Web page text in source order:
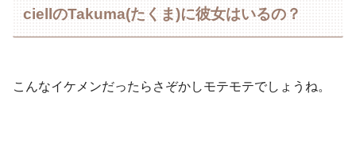
ciellのTakuma(たくま)に彼女はいるの？
こんなイケメンだったらさぞかしモテモテでしょうね。